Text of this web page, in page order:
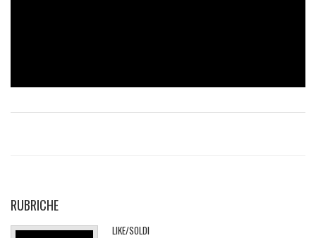
RUBRICHE
LIKE/SOLDI